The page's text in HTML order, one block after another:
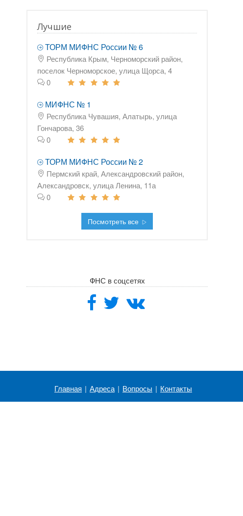
Лучшие
ТОРМ МИФНС России № 6
Республика Крым, Черноморский район,
поселок Черноморское, улица Щорса, 4
0
МИФНС № 1
Республика Чувашия, Алатырь, улица
Гончарова, 36
0
ТОРМ МИФНС России № 2
Пермский край, Александровский район,
Александровск, улица Ленина, 11а
0
Посмотреть все
ФНС в соцсетях
Главная | Адреса | Вопросы | Контакты